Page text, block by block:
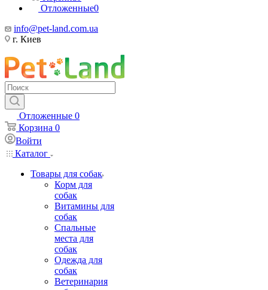
Отложенные0
info@pet-land.com.ua
г. Киев
Отложенные 0
Корзина 0
Войти
Каталог
Товары для собак
Корм для
собак
Витамины для
собак
Спальные
места для
собак
Одежда для
собак
Ветеринария